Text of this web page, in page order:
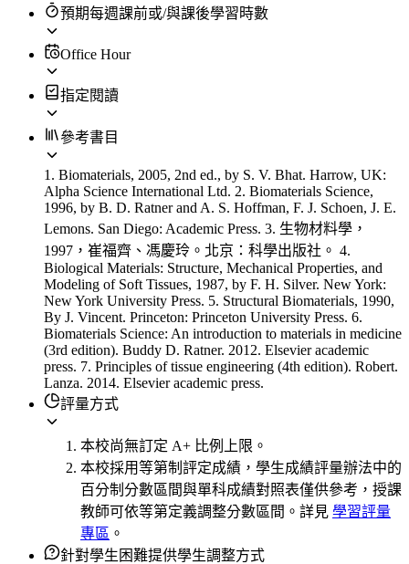
預期每週課前或/與課後學習時數
Office Hour
指定閱讀
參考書目
1. Biomaterials, 2005, 2nd ed., by S. V. Bhat. Harrow, UK:
Alpha Science International Ltd. 2. Biomaterials Science,
1996, by B. D. Ratner and A. S. Hoffman, F. J. Schoen, J. E.
Lemons. San Diego: Academic Press. 3. 生物材料學，
1997，崔福齊、馮慶玲。北京：科學出版社。 4.
Biological Materials: Structure, Mechanical Properties, and
Modeling of Soft Tissues, 1987, by F. H. Silver. New York:
New York University Press. 5. Structural Biomaterials, 1990,
By J. Vincent. Princeton: Princeton University Press. 6.
Biomaterials Science: An introduction to materials in medicine
(3rd edition). Buddy D. Ratner. 2012. Elsevier academic
press. 7. Principles of tissue engineering (4th edition). Robert.
Lanza. 2014. Elsevier academic press.
評量方式
本校尚無訂定 A+ 比例上限。
本校採用等第制評定成績，學生成績評量辦法中的
百分制分數區間與單科成績對照表僅供參考，授課
教師可依等第定義調整分數區間。詳見 學習評量
專區 。
針對學生困難提供學生調整方式